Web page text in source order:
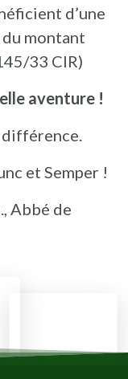
d’une
montant
33 CIR)
aventure !
et Semper !
Abbé de